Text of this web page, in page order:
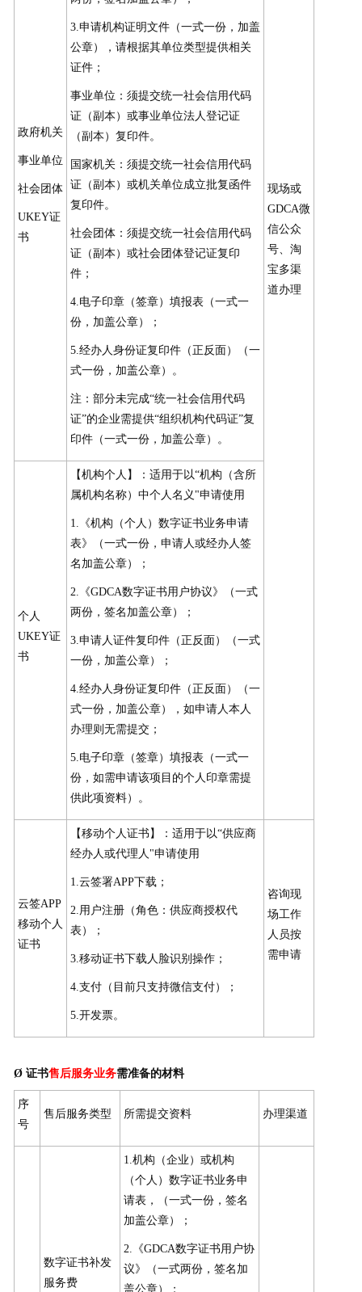
现场或
GDCA微
信公众
号、淘
宝多渠
道办理
政府机关
事业单位
社会团体
UKEY证
书
3.申请机构证明文件（一式一份，加盖
公章），请根据其单位类型提供相关
证件；
事业单位：须提交统一社会信用代码
证（副本）或事业单位法人登记证
（副本）复印件。
国家机关：须提交统一社会信用代码
证（副本）或机关单位成立批复函件
复印件。
社会团体：须提交统一社会信用代码
证（副本）或社会团体登记证复印
件；
4.电子印章（签章）填报表（一式一
份，加盖公章）；
5.经办人身份证复印件（正反面）（一
式一份，加盖公章）。
注：部分未完成“统一社会信用代码
证”的企业需提供“组织机构代码证”复
印件（一式一份，加盖公章）。
个人
UKEY证
书
【机构个人】：适用于以“机构（含所
属机构名称）中个人名义"申请使用
1.《机构（个人）数字证书业务申请
表》（一式一份，申请人或经办人签
名加盖公章）；
2.《GDCA数字证书用户协议》（一式
两份，签名加盖公章）；
3.申请人证件复印件（正反面）（一式
一份，加盖公章）；
4.经办人身份证复印件（正反面）（一
式一份，加盖公章），如申请人本人
办理则无需提交；
5.电子印章（签章）填报表（一式一
份，如需申请该项目的个人印章需提
供此项资料）。
云签APP
移动个人
证书
【移动个人证书】：适用于以“供应商
经办人或代理人"申请使用
1.云签署APP下载；
2.用户注册（角色：供应商授权代
表）；
3.移动证书下载人脸识别操作；
4.支付（目前只支持微信支付）；
5.开发票。
咨询现
场工作
人员按
需申请
Ø 证书售后服务业务需准备的材料
序
号
售后服务类型 所需提交资料 办理渠道
数字证书补发
服务费
1.机构（企业）或机构
（个人）数字证书业务申
请表，（一式一份，签名
加盖公章）；
2.《GDCA数字证书用户协
议》（一式两份，签名加
盖公章）；